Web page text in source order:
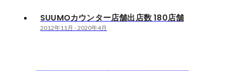
SUUMOカウンター店舗出店数 180店舗
2012年11月 -2020年4月